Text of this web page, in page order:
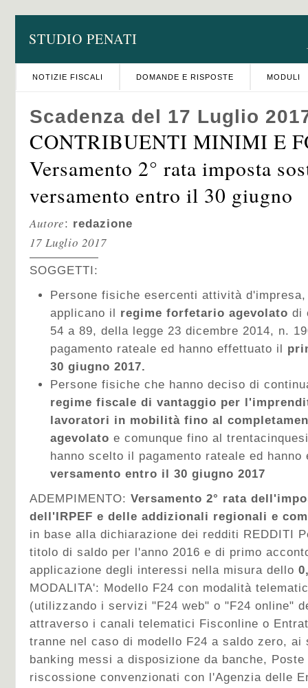
STUDIO PENATI
NOTIZIE FISCALI DOMANDE E RISPOSTE MODULI
Scadenza del 17 Luglio
CONTRIBUENTI MINIMI E
Versamento 2° rata imposta
versamento entro il 30 giugno
Autore: redazione
17 Luglio 2017
SOGGETTI:
Persone fisiche esercenti attività
applicano il regime forfetario agevolato di
54 a 89, della legge 23 dicembre 2014, n.
pagamento rateale ed hanno effettuato il
30 giugno 2017.
Persone fisiche che hanno deciso di
regime fiscale di vantaggio per
lavoratori in mobilità fino al
agevolato e comunque fino al
hanno scelto il pagamento rateale ed
versamento entro il 30 giugno 2017
ADEMPIMENTO: Versamento 2° rata
dell'IRPEF e delle addizionali regionali e
in base alla dichiarazione dei redditi REDDITI
titolo di saldo per l'anno 2016 e di primo
applicazione degli interessi nella misura dello
MODALITA': Modello F24 con modalità
(utilizzando i servizi "F24 web" o "F24 online"
attraverso i canali telematici Fisconline o
tranne nel caso di modello F24 a saldo zero,
banking messi a disposizione da banche,
riscossione convenzionati con l'Agenzia delle